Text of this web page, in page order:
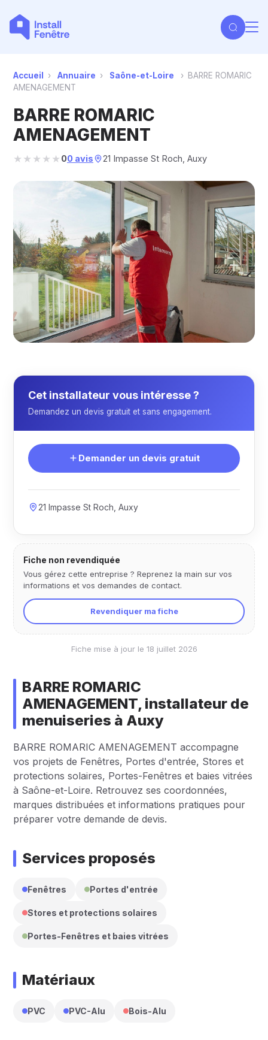
Accueil › Annuaire › Saône-et-Loire › BARRE ROMARIC
AMENAGEMENT
BARRE ROMARIC
AMENAGEMENT
★★★★★
★★★★★ 00 avis 21 Impasse St Roch, Auxy
BARRE ROMARIC
AMENAGEMENT, installateur de
menuiseries à Auxy
BARRE ROMARIC AMENAGEMENT accompagne
vos projets de Fenêtres, Portes d'entrée, Stores et
protections solaires, Portes-Fenêtres et baies vitrées
à Saône-et-Loire. Retrouvez ses coordonnées,
marques distribuées et informations pratiques pour
préparer votre demande de devis.
Services proposés
Fenêtres Portes d'entrée
Stores et protections solaires
Portes-Fenêtres et baies vitrées
Matériaux
PVC PVC-Alu Bois-Alu
Cet installateur vous intéresse ?
Demandez un devis gratuit et sans engagement.
Demander un devis gratuit
21 Impasse St Roch, Auxy
Fiche non revendiquée
Vous gérez cette entreprise ? Reprenez la main sur vos
informations et vos demandes de contact.
Revendiquer ma fiche
Fiche mise à jour le 18 juillet 2026